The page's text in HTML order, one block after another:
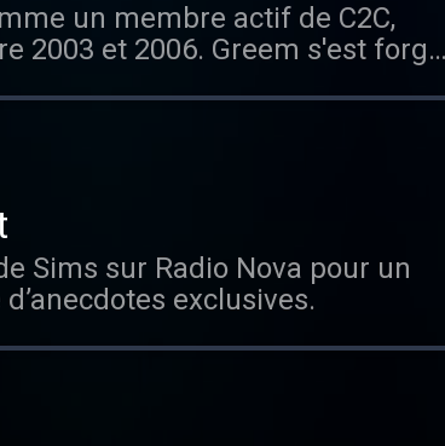
un membre actif de C2C,
2003 et 2006. Greem s'est forgé
électroniques et latines. Et il
21h à 22h en direct du POP UP
Sims sur Radio Nova pour un
exclusives.